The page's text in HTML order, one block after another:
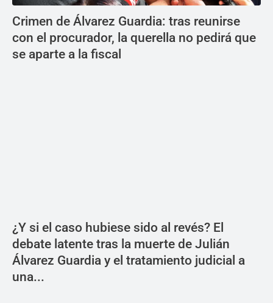
Crimen de Álvarez Guardia: tras reunirse
con el procurador, la querella no pedirá que
se aparte a la fiscal
¿Y si el caso hubiese sido al revés? El
debate latente tras la muerte de Julián
Álvarez Guardia y el tratamiento judicial a
una...